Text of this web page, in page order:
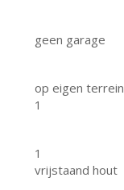
geen garage
op eigen terrein
1
1
vrijstaand hout